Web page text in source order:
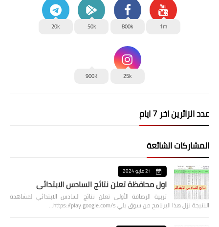
1m
800k
50k
20k
25k
900K
عدد الزائرين اخر 7 ايام
المشاركات الشائعة
21 مايو 2024
اول محافظة تعلن نتائج السادس الابتدائي
تربية الرصافة الأولى تعلن نتائج السادس الابتدائي لمشاهدة
النتيجة نزل هذا البرنامج من سوق بلي https://play.google.com/s…